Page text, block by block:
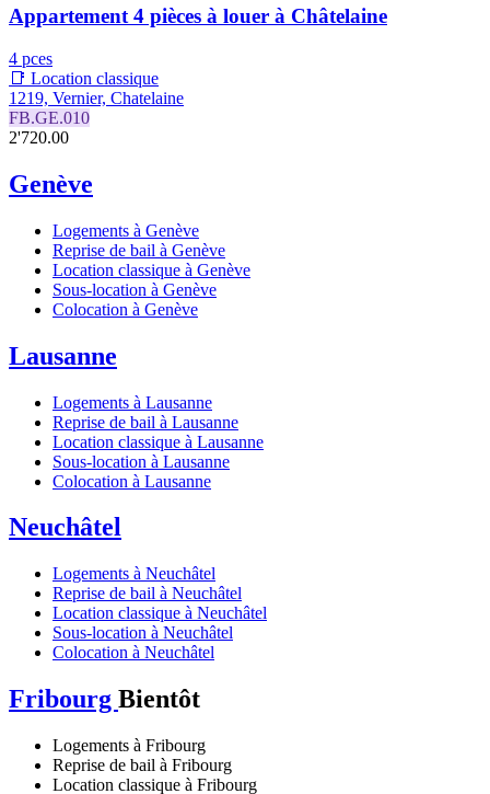
Appartement 4 pièces à louer à Châtelaine
4 pces
📑 Location classique
1219, Vernier, Chatelaine
FB.GE.010
2'720.00
Genève
Logements à Genève
Reprise de bail à Genève
Location classique à Genève
Sous-location à Genève
Colocation à Genève
Lausanne
Logements à Lausanne
Reprise de bail à Lausanne
Location classique à Lausanne
Sous-location à Lausanne
Colocation à Lausanne
Neuchâtel
Logements à Neuchâtel
Reprise de bail à Neuchâtel
Location classique à Neuchâtel
Sous-location à Neuchâtel
Colocation à Neuchâtel
Fribourg Bientôt
Logements à Fribourg
Reprise de bail à Fribourg
Location classique à Fribourg